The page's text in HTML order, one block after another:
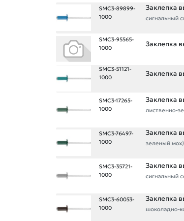
SMC3-89899-
1000
Заклепка
сигнальный
SMC3-95565-
1000
Заклепка
SMC3-51121-
1000
Заклепка
SMC3-17265-
1000
Заклепка
лиственно-
SMC3-76497-
1000
Заклепка
зеленый мох)
SMC3-35721-
1000
Заклепка
сигнальный
SMC3-60053-
1000
Заклепка
шоколадно-